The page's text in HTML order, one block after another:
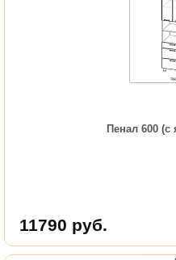
Пенал 600
11790 руб.